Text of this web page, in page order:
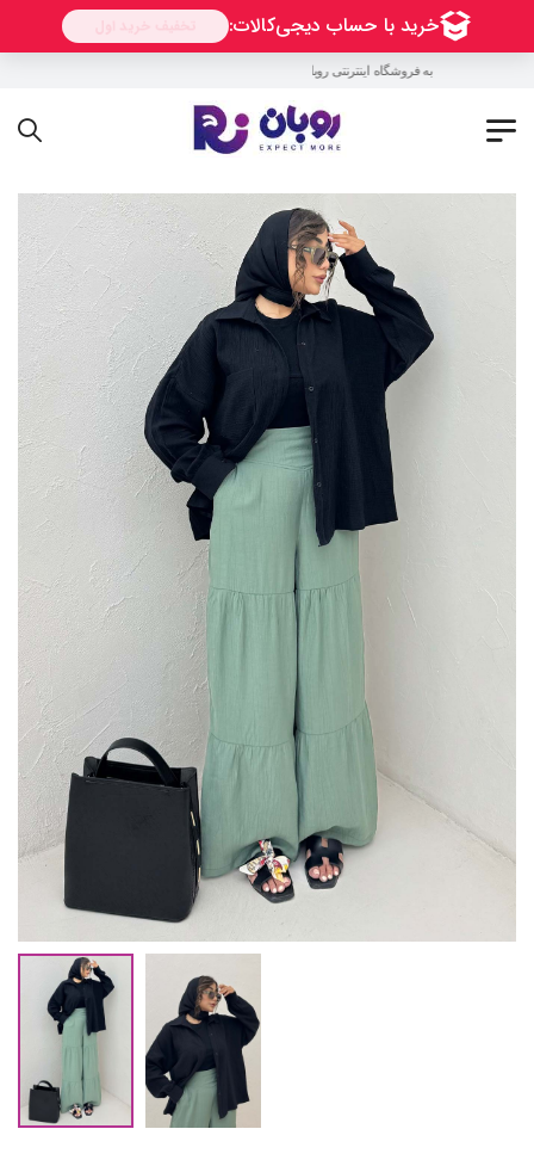
به فروشگاه اینترنتی روبان خوش آمدید !